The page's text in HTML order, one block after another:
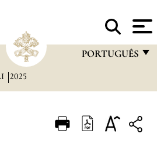
PORTUGUÊS
ITALIANO
2025